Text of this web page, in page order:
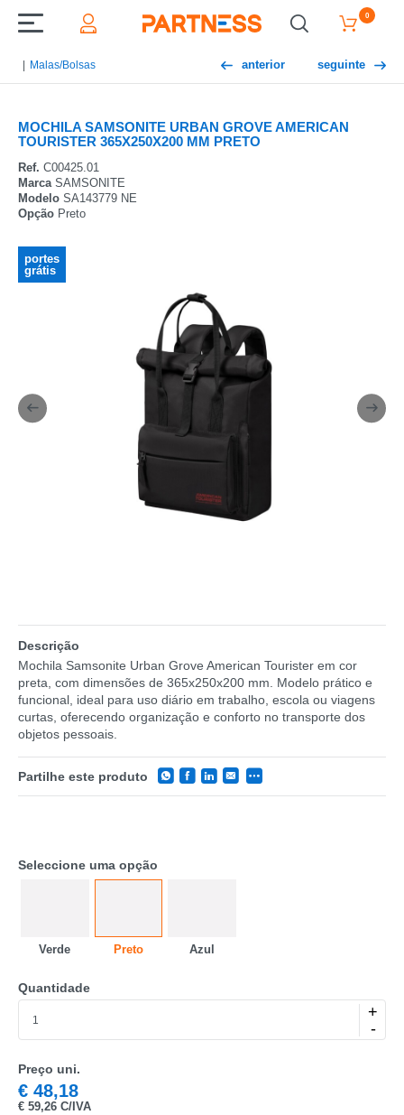
0
Malas/Bolsas anterior seguinte
MOCHILA SAMSONITE URBAN GROVE AMERICAN
TOURISTER 365X250X200 MM PRETO
Ref. C00425.01
MarcaSAMSONITE
Modelo SA143779 NE
Opção Preto
portes
grátis
Descrição
Mochila Samsonite Urban Grove American Tourister em cor
preta, com dimensões de 365x250x200 mm. Modelo prático e
funcional, ideal para uso diário em trabalho, escola ou viagens
curtas, oferecendo organização e conforto no transporte dos
objetos pessoais.
Partilhe este produto
Seleccione uma opção
Verde Preto Azul
Quantidade
+
-
Preço uni.
€ 48,18
€ 59,26 C/IVA
NOME